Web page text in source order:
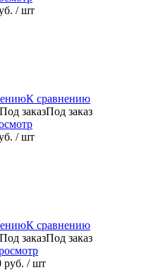
/ шт
К сравнению
Под заказ
/ шт
К сравнению
Под заказ
руб. / шт